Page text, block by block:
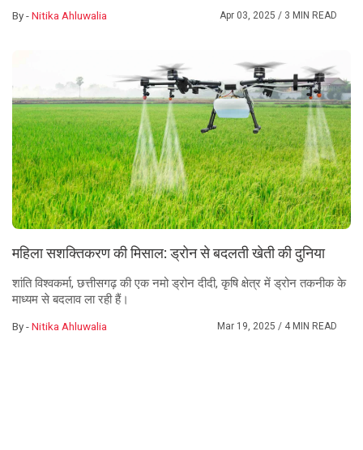
By -Nitika Ahluwalia Apr 03, 2025/ 3 MIN READ
महिला सशक्तिकरण की मिसाल: ड्रोन से बदलती खेती की दुनिया
शांति विश्वकर्मा, छत्तीसगढ़ की एक नमो ड्रोन दीदी, कृषि क्षेत्र में ड्रोन तकनीक के
माध्यम से बदलाव ला रही हैं।
By -Nitika Ahluwalia Mar 19, 2025/ 4 MIN READ